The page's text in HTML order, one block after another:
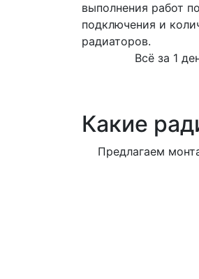
выполнения работ
подключения и
радиаторов.
Всё за 1
Какие
Предлагаем